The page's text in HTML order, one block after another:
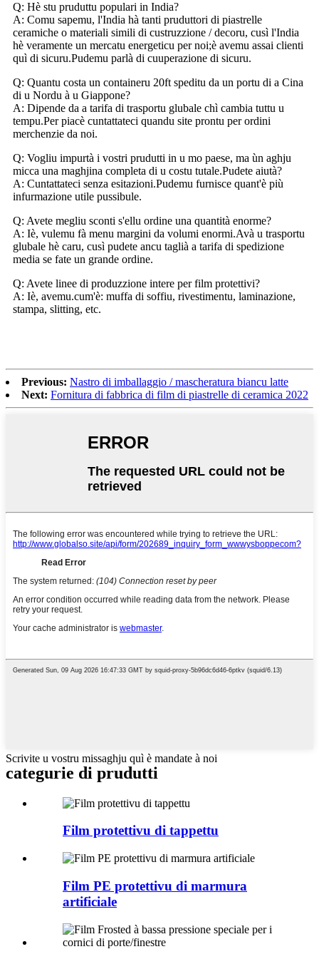
Q: Hè stu pruduttu populari in India?
A: Comu sapemu, l'India hà tanti pruduttori di piastrelle
ceramiche o materiali simili di custruzzione / decoru, cusì l'India
hè veramente un mercatu energeticu per noi;è avemu assai clienti
quì di sicuru.Pudemu parlà di cuuperazione di sicuru.
Q: Quantu costa un containeru 20ft speditu da un portu di a Cina
di u Nordu à u Giappone?
A: Dipende da a tarifa di trasportu glubale chì cambia tuttu u
tempu.Per piacè cuntattateci quandu site prontu per ordini
merchenzie da noi.
Q: Vogliu impurtà i vostri prudutti in u mo paese, ma ùn aghju
micca una maghjina completa di u costu tutale.Pudete aiutà?
A: Cuntattateci senza esitazioni.Pudemu furnisce quant'è più
infurmazione utile pussibule.
Q: Avete megliu sconti s'ellu ordine una quantità enorme?
A: Iè, vulemu fà menu margini da volumi enormi.Avà u trasportu
glubale hè caru, cusì pudete ancu taglià a tarifa di spedizione
media se fate un grande ordine.
Q: Avete linee di produzzione intere per film protettivi?
A: Iè, avemu.cum'è: muffa di soffiu, rivestimentu, laminazione,
stampa, slitting, etc.
Previous: Nastro di imballaggio / mascheratura biancu latte
Next: Fornitura di fabbrica di film di piastrelle di ceramica 2022
Scrivite u vostru missaghju quì è mandate à noi
categurie di prudutti
Film protettivu di tappettu
Film PE protettivu di marmura
artificiale